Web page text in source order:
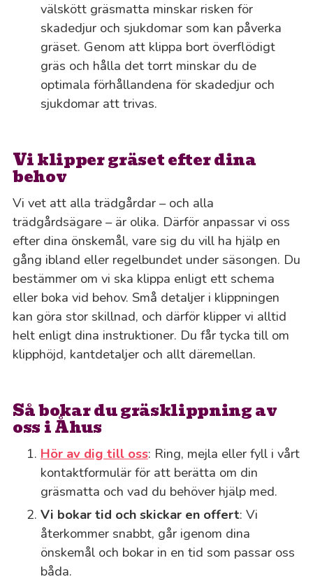
välskött gräsmatta minskar risken för
skadedjur och sjukdomar som kan påverka
gräset. Genom att klippa bort överflödigt
gräs och hålla det torrt minskar du de
optimala förhållandena för skadedjur och
sjukdomar att trivas.
Vi klipper gräset efter dina
behov
Vi vet att alla trädgårdar – och alla
trädgårdsägare – är olika. Därför anpassar vi oss
efter dina önskemål, vare sig du vill ha hjälp en
gång ibland eller regelbundet under säsongen. Du
bestämmer om vi ska klippa enligt ett schema
eller boka vid behov. Små detaljer i klippningen
kan göra stor skillnad, och därför klipper vi alltid
helt enligt dina instruktioner. Du får tycka till om
klipphöjd, kantdetaljer och allt däremellan.
Så bokar du gräsklippning av
oss i Åhus
Hör av dig till oss: Ring, mejla eller fyll i vårt
kontaktformulär för att berätta om din
gräsmatta och vad du behöver hjälp med.
Vi bokar tid och skickar en offert: Vi
återkommer snabbt, går igenom dina
önskemål och bokar in en tid som passar oss
båda.